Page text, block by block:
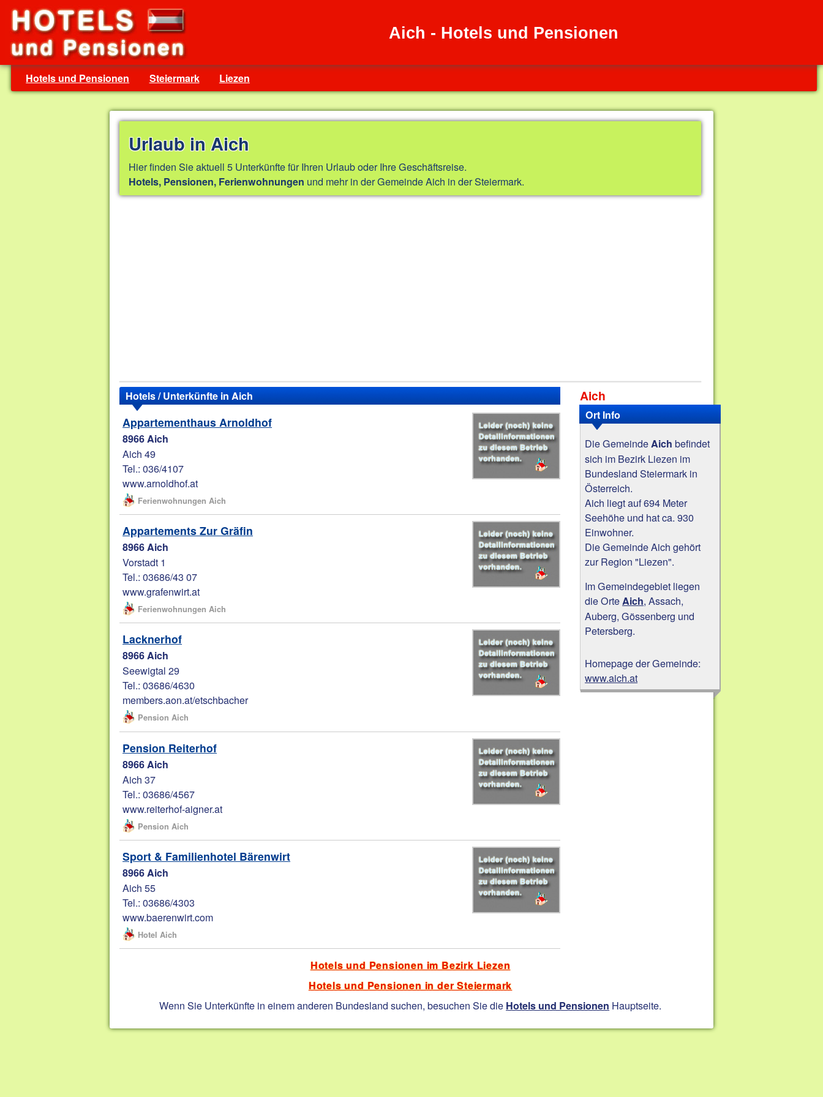
Aich - Hotels und Pensionen
Hotels und Pensionen Steiermark Liezen
Urlaub in Aich
Hier finden Sie aktuell 5 Unterkünfte für Ihren Urlaub oder Ihre Geschäftsreise.
Hotels, Pensionen, Ferienwohnungen und mehr in der Gemeinde Aich in der Steiermark.
Hotels / Unterkünfte in Aich
Appartementhaus Arnoldhof
8966 Aich
Aich 49
Tel.: 036/4107
www.arnoldhof.at
Ferienwohnungen Aich
Appartements Zur Gräfin
8966 Aich
Vorstadt 1
Tel.: 03686/43 07
www.grafenwirt.at
Ferienwohnungen Aich
Lacknerhof
8966 Aich
Seewigtal 29
Tel.: 03686/4630
members.aon.at/etschbacher
Pension Aich
Pension Reiterhof
8966 Aich
Aich 37
Tel.: 03686/4567
www.reiterhof-aigner.at
Pension Aich
Sport & Familienhotel Bärenwirt
8966 Aich
Aich 55
Tel.: 03686/4303
www.baerenwirt.com
Hotel Aich
Aich
Ort Info
Die GemeindeAich befindet
sich im Bezirk Liezen im
Bundesland Steiermark in
Österreich.
Aich liegt auf 694 Meter
Seehöhe und hat ca. 930
Einwohner.
Die Gemeinde Aich gehört
zur Region "Liezen".
Im Gemeindegebiet liegen
die OrteAich, Assach,
Auberg, Gössenberg und
Petersberg.
Homepage der Gemeinde:
www.aich.at
Hotels und Pensionen im Bezirk Liezen
Hotels und Pensionen in der Steiermark
Wenn Sie Unterkünfte in einem anderen Bundesland suchen, besuchen Sie die Hotels und Pensionen Hauptseite.